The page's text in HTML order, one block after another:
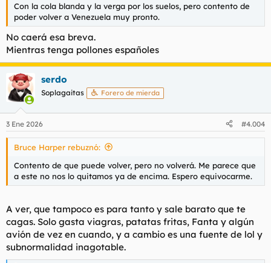
Con la cola blanda y la verga por los suelos, pero contento de
poder volver a Venezuela muy pronto.
No caerá esa breva.
Mientras tenga pollones españoles
serdo
Soplagaitas Forero de mierda
3 Ene 2026 #4.004
Bruce Harper rebuznó:
Contento de que puede volver, pero no volverá. Me parece que
a este no nos lo quitamos ya de encima. Espero equivocarme.
A ver, que tampoco es para tanto y sale barato que te
cagas. Solo gasta viagras, patatas fritas, Fanta y algún
avión de vez en cuando, y a cambio es una fuente de lol y
subnormalidad inagotable.